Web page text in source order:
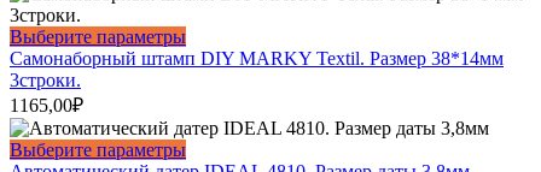
можно
выбрать
на
товара.
Выберите параметрыЭтот
товар
вариаций.
Опции
можно
Самонаборный штамп DIY MARKY Textil. Размер 38*14мм
3строки.
1165,00₽
Выберите параметрыЭтот